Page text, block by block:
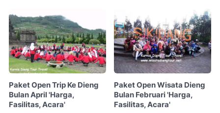
Paket Open Trip Ke Dieng
Bulan April 'Harga,
Fasilitas, Acara'
Paket Open Wisata Dieng
Bulan Februari 'Harga,
Fasilitas, Acara'